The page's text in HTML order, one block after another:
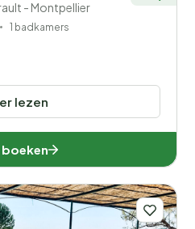
- Montpellier
1 badkamers
lezen
boeken